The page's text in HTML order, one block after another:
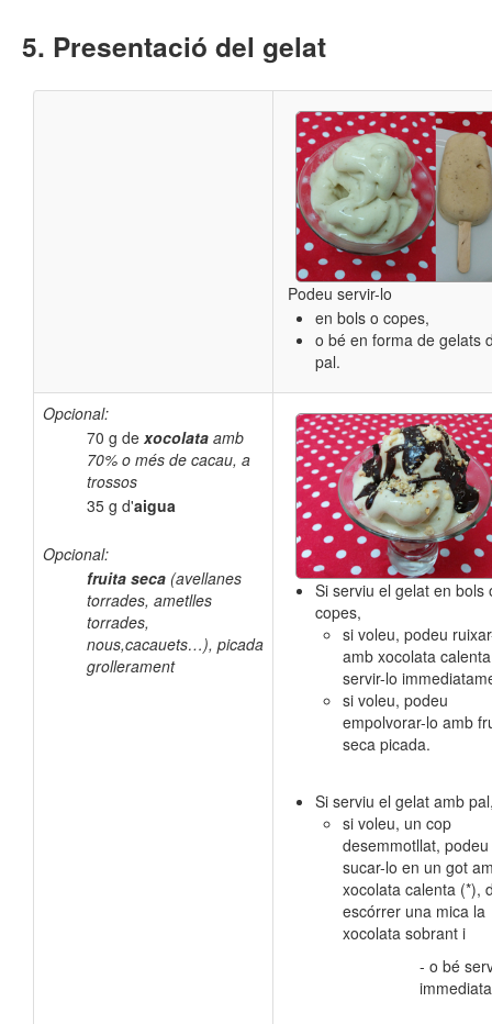
Presentació del gelat
Podeu servir-lo
en bols o copes,
o bé en forma de gelats
pal.
Opcional:
70 g de xocolataamb
70% o més de cacau, a
trossos
35 g d'aigua
Opcional:
fruita seca (avellanes
torrades, ametlles
torrades,
nous,cacauets…), picada
grollerament
Si serviu el gelat en bols
copes,
si voleu, podeu
amb xocolata
servir-lo
si voleu, podeu
empolvorar-lo amb
seca picada.
Si serviu el gelat amb
si voleu, un cop
desemmotllat, podeu
sucar-lo en un got
xocolata calenta (*),
escórrer una mica la
xocolata sobrant i
​​- o bé